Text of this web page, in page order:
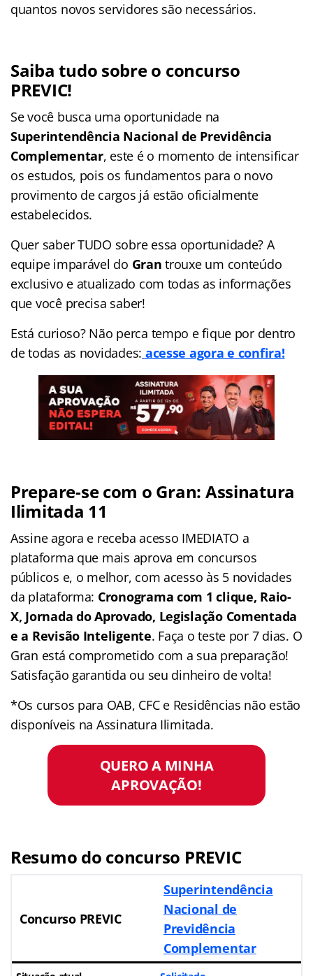
quantos novos servidores são necessários.
Saiba tudo sobre o concurso
PREVIC!
Se você busca uma oportunidade na
Superintendência Nacional de Previdência
Complementar, este é o momento de intensificar
os estudos, pois os fundamentos para o novo
provimento de cargos já estão oficialmente
estabelecidos.
Quer saber TUDO sobre essa oportunidade? A
equipe imparável do Grantrouxe um conteúdo
exclusivo e atualizado com todas as informações
que você precisa saber!
Está curioso? Não perca tempo e fique por dentro
de todas as novidades: acesse agora e confira!
Prepare-se com o Gran: Assinatura
Ilimitada 11
Assine agora e receba acesso IMEDIATO a
plataforma que mais aprova em concursos
públicos e, o melhor, com acesso às 5 novidades
da plataforma: Cronograma com 1 clique, Raio-
X, Jornada do Aprovado, Legislação Comentada
e a Revisão Inteligente. Faça o teste por 7 dias. O
Gran está comprometido com a sua preparação!
Satisfação garantida ou seu dinheiro de volta!
*Os cursos para OAB, CFC e Residências não estão
disponíveis na Assinatura Ilimitada.
QUERO A MINHA
APROVAÇÃO!
Resumo do concurso PREVIC
Concurso PREVIC
Superintendência
Nacional de
Previdência
Complementar